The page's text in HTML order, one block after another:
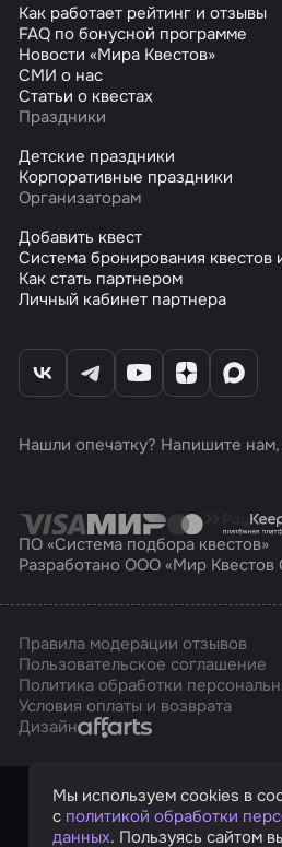
Как работает рейтинг и отзывы
FAQ по бонусной программе
Новости «Мира Квестов»
СМИ о нас
Статьи о квестах
Праздники
Детские праздники
Корпоративные праздники
Организаторам
Добавить квест
Система бронирования
Как стать партнером
Личный кабинет партнера
Нашли опечатку? Напишите
ПО «Система подбора квестов»
Разработано ООО «Мир Квестов
Правила модерации отзывов
Пользовательское соглашение
Политика обработки
Условия оплаты и возврата
ДизайнAffarts
Мы используем cookies в
с политикой обработки
данных. Пользуясь сайтом